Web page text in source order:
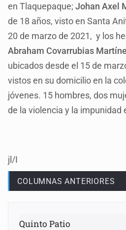
en Tlaquepaque;Johan Axel
de 18 años, visto en Santa
20 de marzo de 2021, y los
Abraham Covarrubias
ubicados desde el 15 de
vistos en su domicilio en la
jóvenes. 15 hombres, dos
de la violencia y la impunidad
jl/I
COLUMNAS ANTERIORES
Quinto Patio